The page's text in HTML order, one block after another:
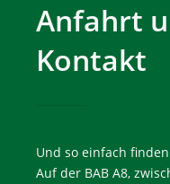
Anfahrt
Kontakt
Und so einfach
Auf der BAB A8,